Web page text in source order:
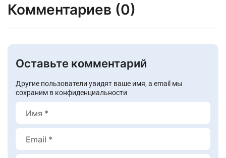
Комментариев (0)
Оставьте комментарий
Другие пользователи увидят ваше имя, а email мы
сохраним в конфиденциальности